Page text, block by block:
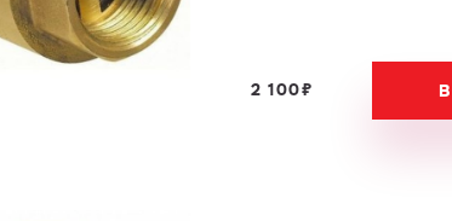
Купить как физ. лицо
2 100₽